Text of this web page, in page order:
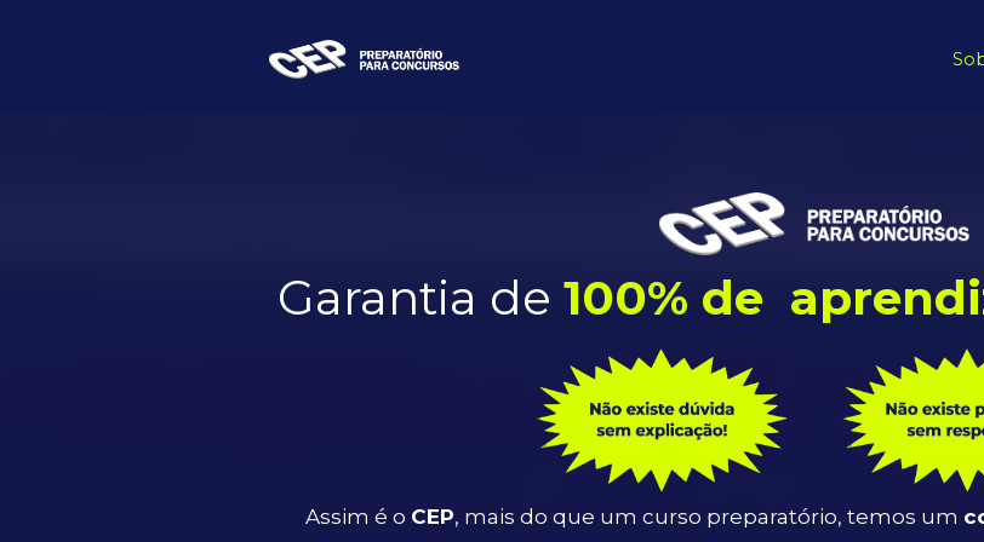
Garantia de 100% de
Assim é o CEP, mais do que um curso preparatório, temos um